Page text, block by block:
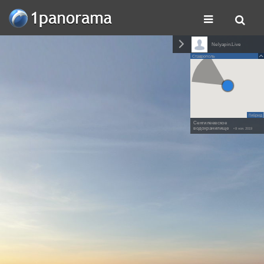
Nelyapin.Live
Ставрополь
Гибрид
Сенгилеевское
водохранилище • 8 ноя. 2019